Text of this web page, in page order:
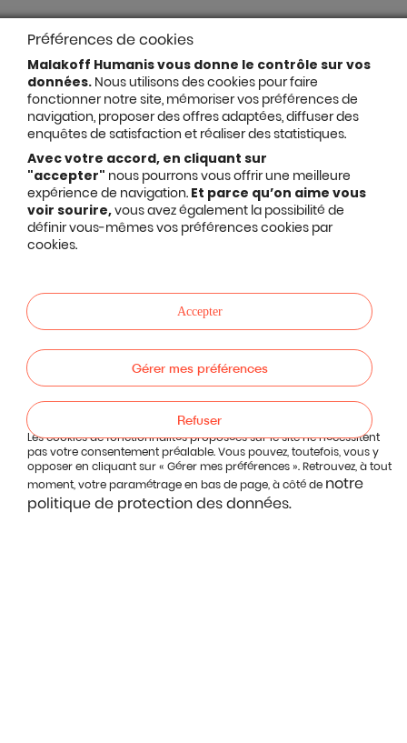
Préférences de cookies
Malakoff Humanis vous donne le contrôle sur vos
données. Nous utilisons des cookies pour faire
fonctionner notre site, mémoriser vos préférences de
navigation, proposer des offres adaptées, diffuser des
enquêtes de satisfaction et réaliser des statistiques.
Avec votre accord, en cliquant sur
"accepter" nous pourrons vous offrir une meilleure
expérience de navigation. Et parce qu’on aime vous
voir sourire,vous avez également la possibilité de
définir vous-mêmes vos préférences cookies par
cookies.
Les cookies de fonctionnalités proposées sur le site ne nécessitent
pas votre consentement préalable. Vous pouvez, toutefois, vous y
opposer en cliquant sur « Gérer mes préférences ». Retrouvez, à tout
moment, votre paramétrage en bas de page, à côté de notre
politique de protection des données.
Refuser
Gérer mes préférences
Accepter